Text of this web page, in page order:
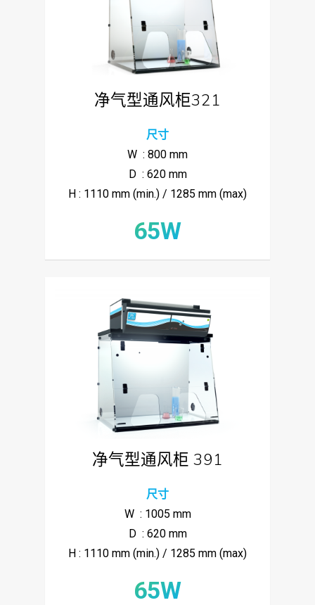
净气型通风柜321
尺寸
W : 800 mm
D : 620 mm
H : 1110 mm (min.) / 1285 mm (max)
65W
净气型通风柜 391
尺寸
W : 1005 mm
D : 620 mm
H : 1110 mm (min.) / 1285 mm (max)
65W